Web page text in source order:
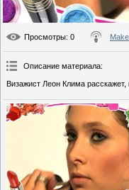
Просмотры: 0
Описание материала:
Визажист Леон Клима